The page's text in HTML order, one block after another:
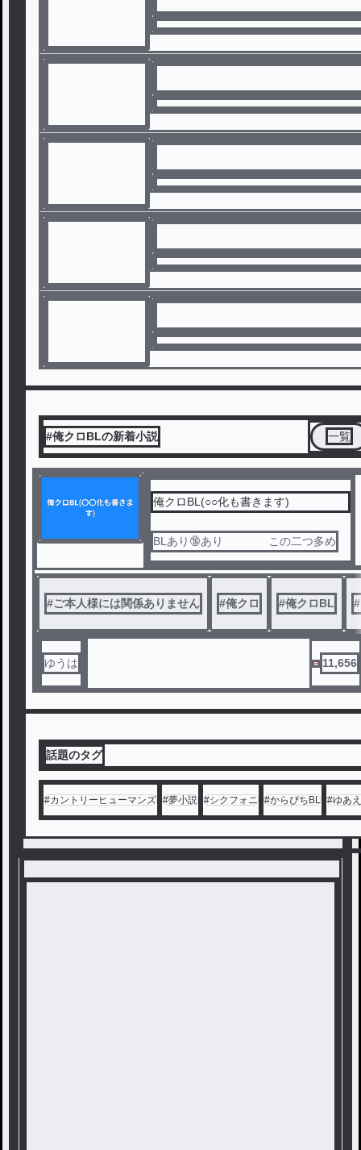
#俺クロBLの新着小説 一覧
俺クロBL(○○化も書きます)
BLあり🔞あり この二つ多め
#ご本人様には関係ありません #俺クロ #俺クロBL #
ゆうは 11,656
話題のタグ
#カントリーヒューマンズ #夢小説 #シクフォニ #からぴちBL #ゆあ